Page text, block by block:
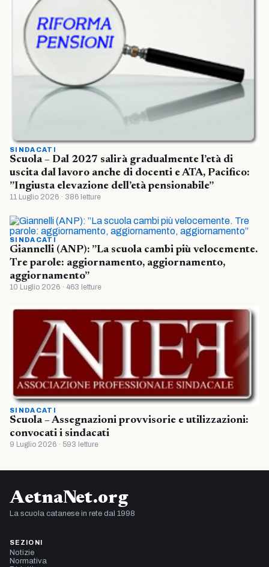
SINDACATI
Scuola – Dal 2027 salirà gradualmente l’età di
uscita dal lavoro anche di docenti e ATA, Pacifico:
”Ingiusta elevazione dell’età pensionabile”
11 Luglio 2026 · 386 letture
SINDACATI
Giannelli (ANP): ”La scuola cambi più velocemente.
Tre parole: aggiornamento, aggiornamento,
aggiornamento”
10 Luglio 2026 · 463 letture
SINDACATI
Scuola – Assegnazioni provvisorie e utilizzazioni:
convocati i sindacati
9 Luglio 2026 · 593 letture
AetnaNet.org
La scuola catanese in rete dal 1998
SEZIONI
Notizie
Normativa